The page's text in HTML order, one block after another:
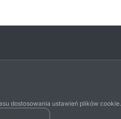
dostosowania ustawień plików cookie.